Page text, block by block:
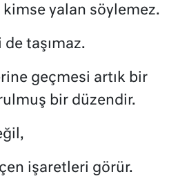
yalan söylemez.
taşımaz.
geçmesi artık bir
bir düzendir.
işaretleri görür.